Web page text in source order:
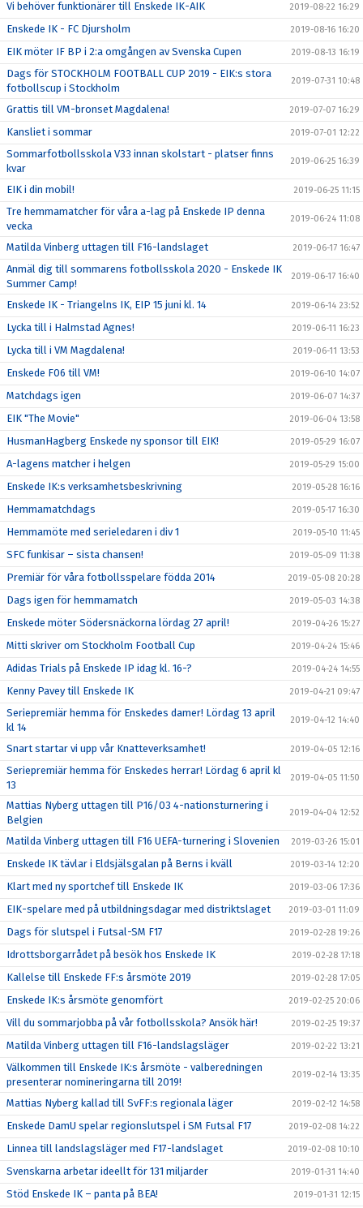
Vi behöver funktionärer till Enskede IK-AIK 2019-08-22 16:29
Enskede IK - FC Djursholm 2019-08-16 16:20
EIK möter IF BP i 2:a omgången av Svenska Cupen 2019-08-13 16:19
Dags för STOCKHOLM FOOTBALL CUP 2019 - EIK:s stora
fotbollscup i Stockholm
2019-07-31 10:48
Grattis till VM-bronset Magdalena! 2019-07-07 16:29
Kansliet i sommar 2019-07-01 12:22
Sommarfotbollsskola V33 innan skolstart - platser finns
kvar
2019-06-25 16:39
EIK i din mobil! 2019-06-25 11:15
Tre hemmamatcher för våra a-lag på Enskede IP denna
vecka
2019-06-24 11:08
Matilda Vinberg uttagen till F16-landslaget 2019-06-17 16:47
Anmäl dig till sommarens fotbollsskola 2020 - Enskede IK
Summer Camp!
2019-06-17 16:40
Enskede IK - Triangelns IK, EIP 15 juni kl. 14 2019-06-14 23:52
Lycka till i Halmstad Agnes! 2019-06-11 16:23
Lycka till i VM Magdalena! 2019-06-11 13:53
Enskede F06 till VM! 2019-06-10 14:07
Matchdags igen 2019-06-07 14:37
EIK "The Movie" 2019-06-04 13:58
HusmanHagberg Enskede ny sponsor till EIK! 2019-05-29 16:07
A-lagens matcher i helgen 2019-05-29 15:00
Enskede IK:s verksamhetsbeskrivning 2019-05-28 16:16
Hemmamatchdags 2019-05-17 16:30
Hemmamöte med serieledaren i div 1 2019-05-10 11:45
SFC funkisar – sista chansen! 2019-05-09 11:38
Premiär för våra fotbollsspelare födda 2014 2019-05-08 20:28
Dags igen för hemmamatch 2019-05-03 14:38
Enskede möter Södersnäckorna lördag 27 april! 2019-04-26 15:27
Mitti skriver om Stockholm Football Cup 2019-04-24 15:46
Adidas Trials på Enskede IP idag kl. 16-? 2019-04-24 14:55
Kenny Pavey till Enskede IK 2019-04-21 09:47
Seriepremiär hemma för Enskedes damer! Lördag 13 april
kl 14
2019-04-12 14:40
Snart startar vi upp vår Knatteverksamhet! 2019-04-05 12:16
Seriepremiär hemma för Enskedes herrar! Lördag 6 april kl
13
2019-04-05 11:50
Mattias Nyberg uttagen till P16/03 4-nationsturnering i
Belgien
2019-04-04 12:52
Matilda Vinberg uttagen till F16 UEFA-turnering i Slovenien 2019-03-26 15:01
Enskede IK tävlar i Eldsjälsgalan på Berns i kväll 2019-03-14 12:20
Klart med ny sportchef till Enskede IK 2019-03-06 17:36
EIK-spelare med på utbildningsdagar med distriktslaget 2019-03-01 11:09
Dags för slutspel i Futsal-SM F17 2019-02-28 19:26
Idrottsborgarrådet på besök hos Enskede IK 2019-02-28 17:18
Kallelse till Enskede FF:s årsmöte 2019 2019-02-28 17:05
Enskede IK:s årsmöte genomfört 2019-02-25 20:06
Vill du sommarjobba på vår fotbollsskola? Ansök här! 2019-02-25 19:37
Matilda Vinberg uttagen till F16-landslagsläger 2019-02-22 13:21
Välkommen till Enskede IK:s årsmöte - valberedningen
presenterar nomineringarna till 2019!
2019-02-14 13:35
Mattias Nyberg kallad till SvFF:s regionala läger 2019-02-12 14:58
Enskede DamU spelar regionslutspel i SM Futsal F17 2019-02-08 14:22
Linnea till landslagsläger med F17-landslaget 2019-02-08 10:10
Svenskarna arbetar ideellt för 131 miljarder 2019-01-31 14:40
Stöd Enskede IK – panta på BEA! 2019-01-31 12:15